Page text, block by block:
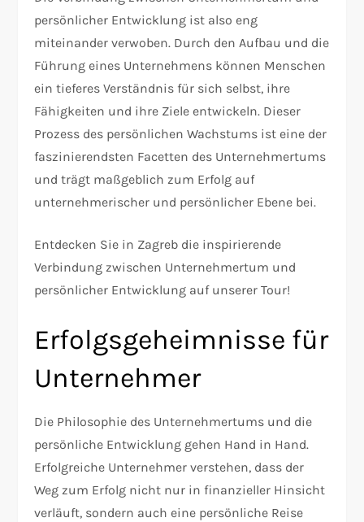
persönlicher Entwicklung ist also eng
miteinander verwoben. Durch den Aufbau und die
Führung eines Unternehmens können Menschen
ein tieferes Verständnis für sich selbst, ihre
Fähigkeiten und ihre Ziele entwickeln. Dieser
Prozess des persönlichen Wachstums ist eine der
faszinierendsten Facetten des Unternehmertums
und trägt maßgeblich zum Erfolg auf
unternehmerischer und persönlicher Ebene bei.
Entdecken Sie in Zagreb die inspirierende
Verbindung zwischen Unternehmertum und
persönlicher Entwicklung auf unserer Tour!
Erfolgsgeheimnisse für
Unternehmer
Die Philosophie des Unternehmertums und die
persönliche Entwicklung gehen Hand in Hand.
Erfolgreiche Unternehmer verstehen, dass der
Weg zum Erfolg nicht nur in finanzieller Hinsicht
verläuft, sondern auch eine persönliche Reise